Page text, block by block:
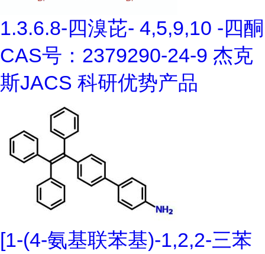
1.3.6.8-四溴芘- 4,5,9,10 -四酮
CAS号：2379290-24-9 杰克
斯JACS 科研优势产品
[1-(4-氨基联苯基)-1,2,2-三苯